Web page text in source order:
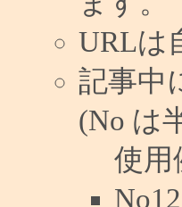
URLは
記事中
(No は
使用